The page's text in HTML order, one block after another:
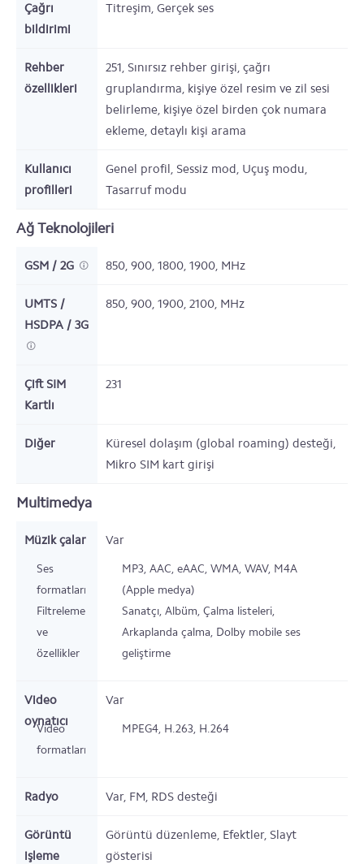
Çağrı
bildirimi
Titreşim, Gerçek ses
Rehber
özellikleri
251, Sınırsız rehber girişi, çağrı
gruplandırma, kişiye özel resim ve zil sesi
belirleme, kişiye özel birden çok numara
ekleme, detaylı kişi arama
Kullanıcı
profilleri
Genel profil, Sessiz mod, Uçuş modu,
Tasarruf modu
Ağ Teknolojileri
GSM / 2G 850, 900, 1800, 1900, MHz
UMTS /
HSDPA / 3G
850, 900, 1900, 2100, MHz
Çift SIM
Kartlı
231
Diğer
Küresel dolaşım (global roaming) desteği,
Mikro SIM kart girişi
Multimedya
Müzik çalar Var
Ses
formatları
MP3, AAC, eAAC, WMA, WAV, M4A
(Apple medya)
Filtreleme
ve
özellikler
Sanatçı, Albüm, Çalma listeleri,
Arkaplanda çalma, Dolby mobile ses
geliştirme
Video
oynatıcı
Var
Video
formatları
MPEG4, H.263, H.264
Radyo Var, FM, RDS desteği
Görüntü
işleme
Görüntü düzenleme, Efektler, Slayt
gösterisi